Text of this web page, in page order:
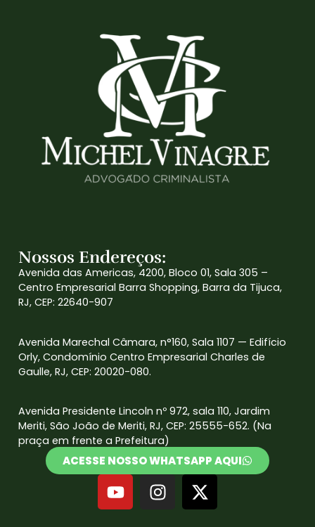
Nossos Endereços:
Avenida das Americas, 4200, Bloco 01, Sala 305 –
Centro Empresarial Barra Shopping, Barra da Tijuca,
RJ, CEP: 22640-907
Avenida Marechal Câmara, n°160, Sala 1107 — Edifício
Orly, Condomínio Centro Empresarial Charles de
Gaulle, RJ, CEP: 20020-080.
Avenida Presidente Lincoln nº 972, sala 110, Jardim
Meriti, São João de Meriti, RJ, CEP: 25555-652. (Na
praça em frente a Prefeitura)
ACESSE NOSSO WHATSAPP AQUI